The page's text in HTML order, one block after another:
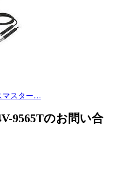
マスター…
9565Tのお問い合